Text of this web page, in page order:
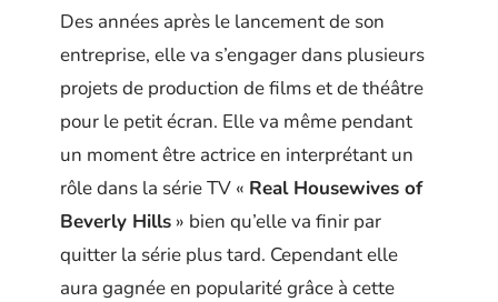
Des années après le lancement de son
entreprise, elle va s’engager dans plusieurs
projets de production de films et de théâtre
pour le petit écran. Elle va même pendant
un moment être actrice en interprétant un
rôle dans la série TV « Real Housewives of
Beverly Hills » bien qu’elle va finir par
quitter la série plus tard. Cependant elle
aura gagnée en popularité grâce à cette